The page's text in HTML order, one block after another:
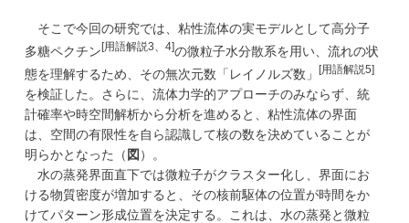
そこで今回の研究では、粘性流体の実モデルとして高分子
多糖ペクチン[用語解説3、4]の微粒子水分散系を用い、流れの状
態を理解するため、その無次元数「レイノルズ数」[用語解説5]
を検証した。さらに、流体力学的アプローチのみならず、統
計確率や時空間解析から分析を進めると、粘性流体の界面
は、空間の有限性を自ら認識して核の数を決めていることが
明らかとなった（図）。
水の蒸発界面直下では微粒子がクラスター化し、界面にお
ける物質密度が増加すると、その核前駆体の位置が時間をか
けてパターン形成位置を決定する。これは、水の蒸発と微粒